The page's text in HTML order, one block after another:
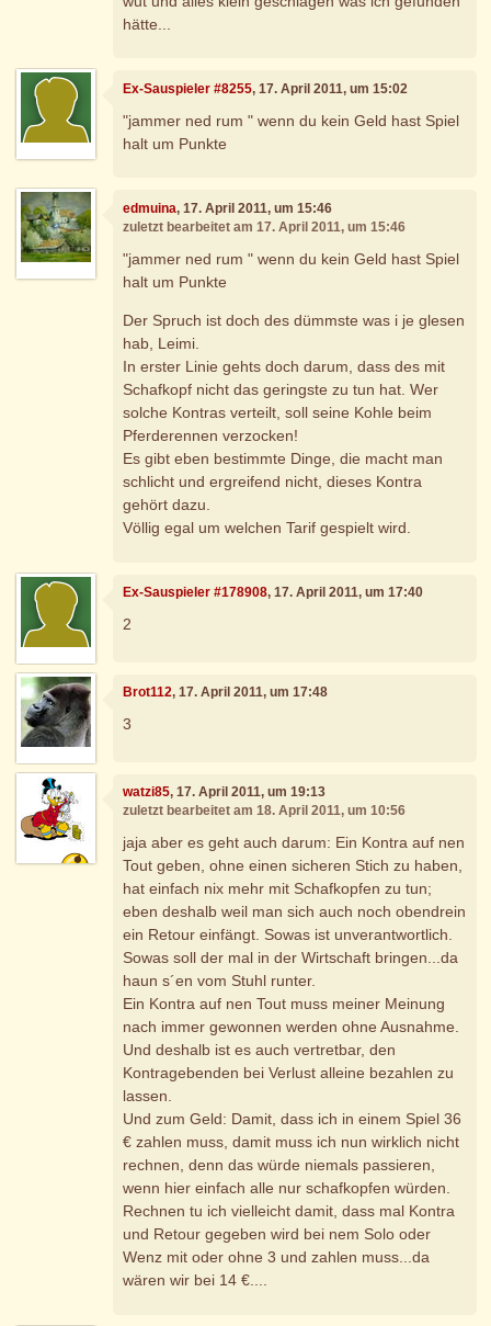
hätte...
Ex-Sauspieler #8255, 17. April 2011, um 15:02
"jammer ned rum " wenn du kein Geld hast Spiel
halt um Punkte
edmuina, 17. April 2011, um 15:46
zuletzt bearbeitet am 17. April 2011, um 15:46
"jammer ned rum " wenn du kein Geld hast Spiel
halt um Punkte
Der Spruch ist doch des dümmste was i je glesen
hab, Leimi.
In erster Linie gehts doch darum, dass des mit
Schafkopf nicht das geringste zu tun hat. Wer
solche Kontras verteilt, soll seine Kohle beim
Pferderennen verzocken!
Es gibt eben bestimmte Dinge, die macht man
schlicht und ergreifend nicht, dieses Kontra
gehört dazu.
Völlig egal um welchen Tarif gespielt wird.
Ex-Sauspieler #178908, 17. April 2011, um 17:40
2
Brot112, 17. April 2011, um 17:48
3
watzi85, 17. April 2011, um 19:13
zuletzt bearbeitet am 18. April 2011, um 10:56
jaja aber es geht auch darum: Ein Kontra auf nen
Tout geben, ohne einen sicheren Stich zu haben,
hat einfach nix mehr mit Schafkopfen zu tun;
eben deshalb weil man sich auch noch obendrein
ein Retour einfängt. Sowas ist unverantwortlich.
Sowas soll der mal in der Wirtschaft bringen...da
haun s´en vom Stuhl runter.
Ein Kontra auf nen Tout muss meiner Meinung
nach immer gewonnen werden ohne Ausnahme.
Und deshalb ist es auch vertretbar, den
Kontragebenden bei Verlust alleine bezahlen zu
lassen.
Und zum Geld: Damit, dass ich in einem Spiel 36
€ zahlen muss, damit muss ich nun wirklich nicht
rechnen, denn das würde niemals passieren,
wenn hier einfach alle nur schafkopfen würden.
Rechnen tu ich vielleicht damit, dass mal Kontra
und Retour gegeben wird bei nem Solo oder
Wenz mit oder ohne 3 und zahlen muss...da
wären wir bei 14 €....